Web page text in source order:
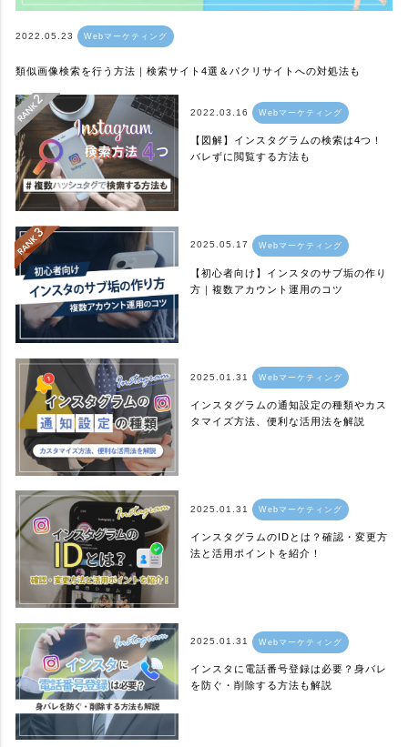
2022.05.23 Webマーケティング
類似画像検索を行う方法｜検索サイト4選＆パクリサイトへの対処法も
2022.03.16 Webマーケティング
【図解】インスタグラムの検索は4つ！
バレずに閲覧する方法も
2025.05.17 Webマーケティング
【初心者向け】インスタのサブ垢の作り
方｜複数アカウント運用のコツ
2025.01.31 Webマーケティング
インスタグラムの通知設定の種類やカス
タマイズ方法、便利な活用法を解説
2025.01.31 Webマーケティング
インスタグラムのIDとは？確認・変更方
法と活用ポイントを紹介！
2025.01.31 Webマーケティング
インスタに電話番号登録は必要？身バレ
を防ぐ・削除する方法も解説